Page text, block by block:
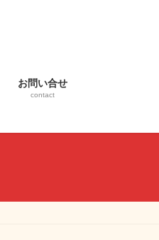
お問い合せ
contact